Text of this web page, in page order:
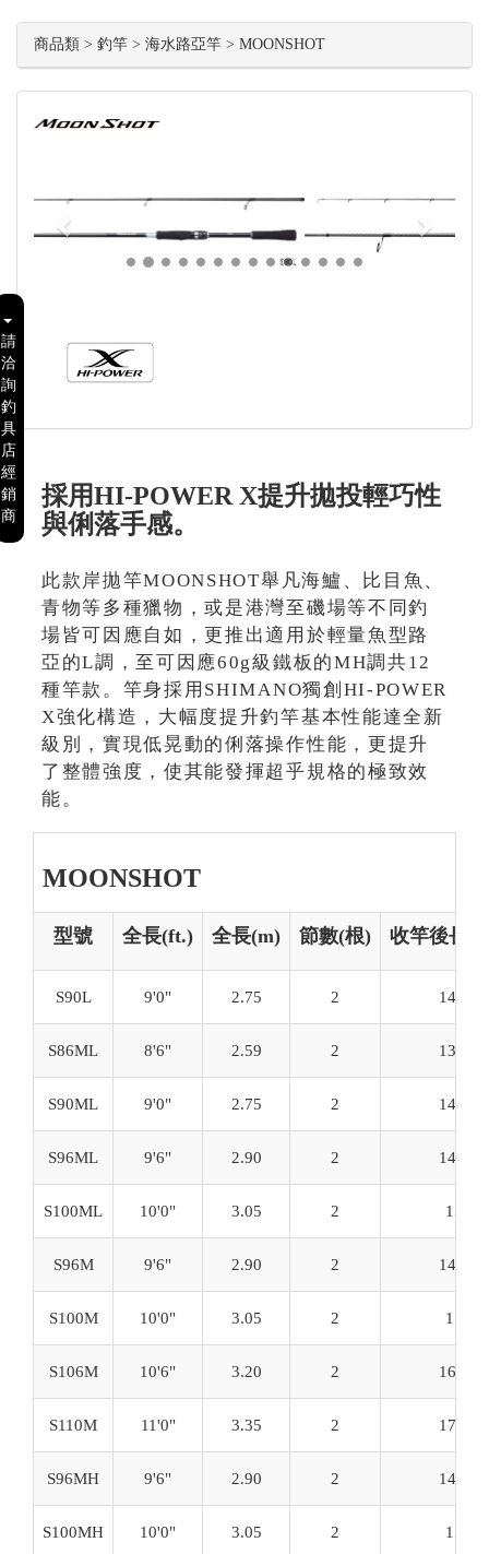
請
洽
詢
釣
具
店
經
銷
商
商品類 > 釣竿 > 海水路亞竿 > MOONSHOT
採用HI-POWER X提升拋投輕巧性
與俐落手感。
此款岸拋竿MOONSHOT舉凡海鱸、比目魚、
青物等多種獵物，或是港灣至磯場等不同釣
場皆可因應自如，更推出適用於輕量魚型路
亞的L調，至可因應60g級鐵板的MH調共12
種竿款。竿身採用SHIMANO獨創HI-POWER
X強化構造，大幅度提升釣竿基本性能達全新
級別，實現低晃動的俐落操作性能，更提升
了整體強度，使其能發揮超乎規格的極致效
能。
MOONSHOT
型號 全長(ft.) 全長(m) 節數(根) 收竿後長
S90L 9'0" 2.75 2 141.1
S86ML 8'6" 2.59 2 133.4
S90ML 9'0" 2.75 2 141.1
S96ML 9'6" 2.90 2 148.7
S100ML 10'0" 3.05 2 156
S96M 9'6" 2.90 2 148.7
S100M 10'0" 3.05 2 156
S106M 10'6" 3.20 2 163.6
S110M 11'0" 3.35 2 172.1
S96MH 9'6" 2.90 2 148.7
S100MH 10'0" 3.05 2 156